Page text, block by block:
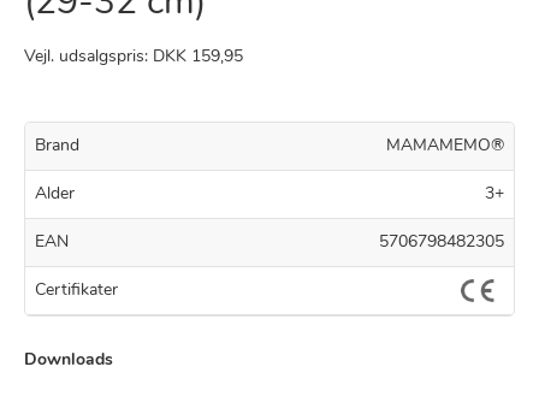
Vejl. udsalgspris: DKK 159,95
Brand MAMAMEMO®
Alder 3+
EAN 5706798482305
Certifikater
Downloads